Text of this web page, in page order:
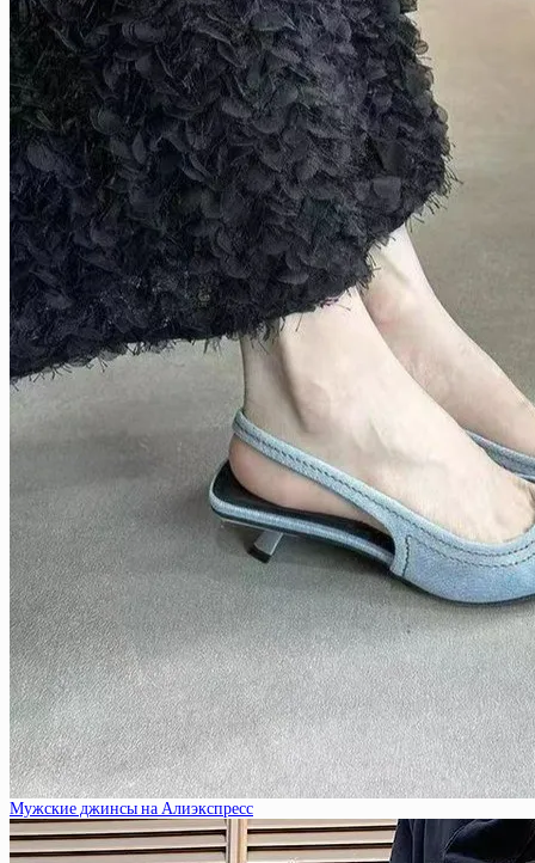
Мужские джинсы на Алиэкспресс